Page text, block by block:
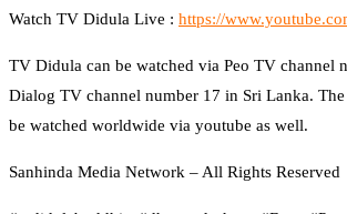
Watch TV Didula Live : https://
TV Didula can be watched via Peo TV channel
Dialog TV channel number 17 in Sri Lanka.
be watched worldwide via youtube as well.
Sanhinda Media Network – All Rights Reserved